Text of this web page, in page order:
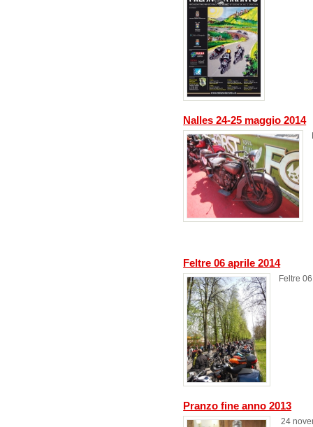
Nalles 24-25 maggio 2014
Feltre 06 aprile 2014
Feltre
Pranzo fine anno 2013
24